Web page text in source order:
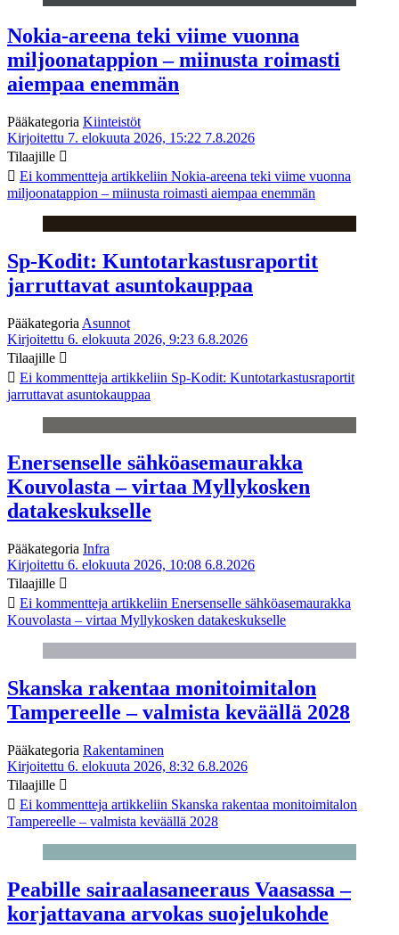
Nokia-areena teki viime vuonna
miljoonatappion – miinusta roimasti
aiempaa enemmän
Pääkategoria Kiinteistöt
Kirjoitettu 7. elokuuta 2026, 15:22 7.8.2026
Tilaajille
Ei kommentteja artikkeliin Nokia-areena teki viime vuonna
miljoonatappion – miinusta roimasti aiempaa enemmän
Sp-Kodit: Kuntotarkastusraportit
jarruttavat asuntokauppaa
Pääkategoria Asunnot
Kirjoitettu 6. elokuuta 2026, 9:23 6.8.2026
Tilaajille
Ei kommentteja artikkeliin Sp-Kodit: Kuntotarkastusraportit
jarruttavat asuntokauppaa
Enersenselle sähköasemaurakka
Kouvolasta – virtaa Myllykosken
datakeskukselle
Pääkategoria Infra
Kirjoitettu 6. elokuuta 2026, 10:08 6.8.2026
Tilaajille
Ei kommentteja artikkeliin Enersenselle sähköasemaurakka
Kouvolasta – virtaa Myllykosken datakeskukselle
Skanska rakentaa monitoimitalon
Tampereelle – valmista keväällä 2028
Pääkategoria Rakentaminen
Kirjoitettu 6. elokuuta 2026, 8:32 6.8.2026
Tilaajille
Ei kommentteja artikkeliin Skanska rakentaa monitoimitalon
Tampereelle – valmista keväällä 2028
Peabille sairaalasaneeraus Vaasassa –
korjattavana arvokas suojelukohde